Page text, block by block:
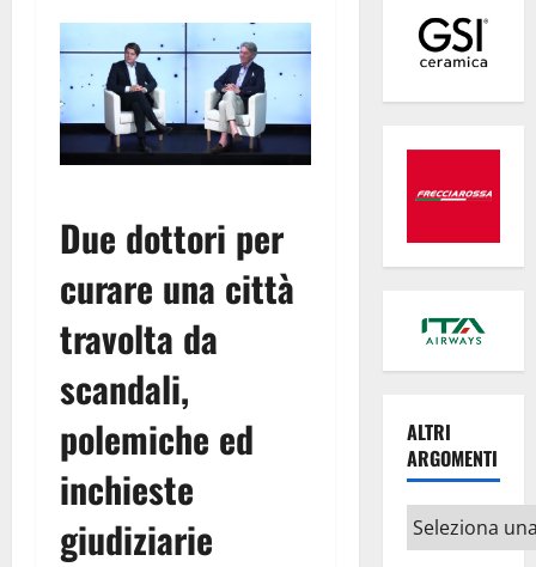
Due dottori per
curare una città
travolta da
scandali,
polemiche ed
inchieste
giudiziarie
ALTRI
ARGOMENTI
Altri
argomenti